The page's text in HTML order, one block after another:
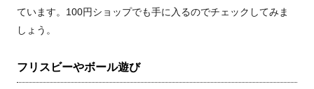
ています。100円ショップでも手に入るのでチェックしてみま
しょう。
フリスビーやボール遊び